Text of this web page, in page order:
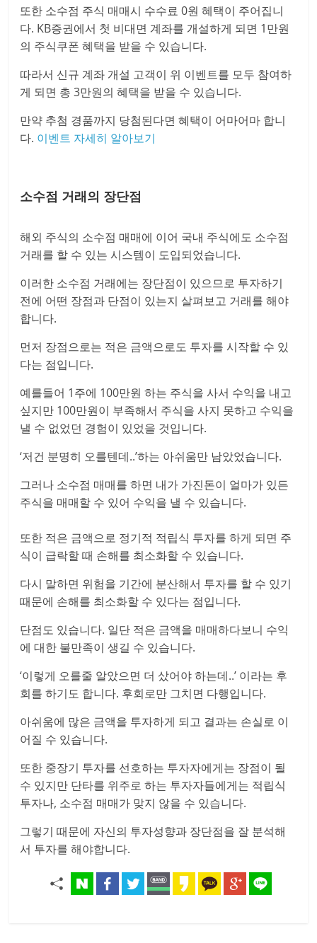
또한 소수점 주식 매매시 수수료 0원 혜택이 주어집니
다. KB증권에서 첫 비대면 계좌를 개설하게 되면 1만원
의 주식쿠폰 혜택을 받을 수 있습니다.
따라서 신규 계좌 개설 고객이 위 이벤트를 모두 참여하
게 되면 총 3만원의 혜택을 받을 수 있습니다.
만약 추첨 경품까지 당첨된다면 혜택이 어마어마 합니
다. 이벤트 자세히 알아보기
소수점 거래의 장단점
해외 주식의 소수점 매매에 이어 국내 주식에도 소수점
거래를 할 수 있는 시스템이 도입되었습니다.
이러한 소수점 거래에는 장단점이 있으므로 투자하기
전에 어떤 장점과 단점이 있는지 살펴보고 거래를 해야
합니다.
먼저 장점으로는 적은 금액으로도 투자를 시작할 수 있
다는 점입니다.
예를들어 1주에 100만원 하는 주식을 사서 수익을 내고
싶지만 100만원이 부족해서 주식을 사지 못하고 수익을
낼 수 없었던 경험이 있었을 것입니다.
‘저건 분명히 오를텐데..’하는 아쉬움만 남았었습니다.
그러나 소수점 매매를 하면 내가 가진돈이 얼마가 있든
주식을 매매할 수 있어 수익을 낼 수 있습니다.
또한 적은 금액으로 정기적 적립식 투자를 하게 되면 주
식이 급락할 때 손해를 최소화할 수 있습니다.
다시 말하면 위험을 기간에 분산해서 투자를 할 수 있기
때문에 손해를 최소화할 수 있다는 점입니다.
단점도 있습니다. 일단 적은 금액을 매매하다보니 수익
에 대한 불만족이 생길 수 있습니다.
‘이렇게 오를줄 알았으면 더 샀어야 하는데..’ 이라는 후
회를 하기도 합니다. 후회로만 그치면 다행입니다.
아쉬움에 많은 금액을 투자하게 되고 결과는 손실로 이
어질 수 있습니다.
또한 중장기 투자를 선호하는 투자자에게는 장점이 될
수 있지만 단타를 위주로 하는 투자자들에게는 적립식
투자나, 소수점 매매가 맞지 않을 수 있습니다.
그렇기 때문에 자신의 투자성향과 장단점을 잘 분석해
서 투자를 해야합니다.